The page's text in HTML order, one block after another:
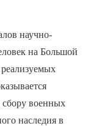
научно-
на Большой
сбору военных
наследия в